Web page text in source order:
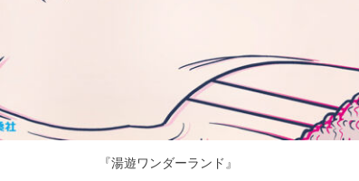
『湯遊ワンダーランド』